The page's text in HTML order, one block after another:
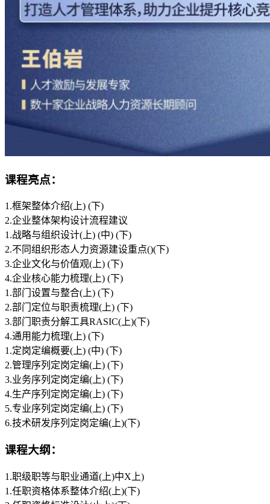
课程亮点：
1.框架整体介绍(上) (下)
2.企业整体架构设计流程建议
1.战略与组织设计(上) (中) (下)
2.不同组织形态人力资源建设重点()(下)
3.企业文化与价值观(上) (下)
4.企业核心能力梳理(上) (下)
1.部门设置与整合(上) (下)
2.部门定位与职责梳理(上) (下)
3.部门职责分解工具RASIC(上)(下)
4.通用能力梳理(上) (下)
1.定岗定编概要(上) (中) (下)
2.管理序列定岗定编(上) (下)
3.业务序列定岗定编(上) (下)
4.生产序列定岗定编(上) (下)
5.专业序列定岗定编(上) (下)
6.技术研发序列定岗定编(上)(下)
课程大纲：
1.职级职等与职业通道(上)中X上)
1.任职资格体系整体介绍(上)(下)